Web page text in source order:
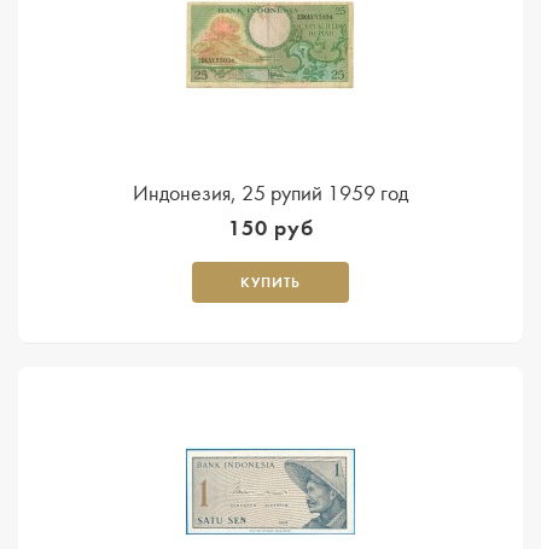
Индонезия, 25 рупий 1959 год
150 руб
КУПИТЬ